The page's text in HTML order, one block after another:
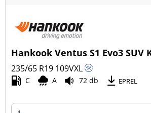
Hankook Ventus S1 Evo3 SUV
235/65 R19 109VXL
C A 72 db EPREL